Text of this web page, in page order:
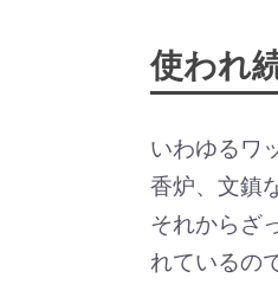
使われ
いわゆるワ
香炉、文鎮
それからざ
れているの